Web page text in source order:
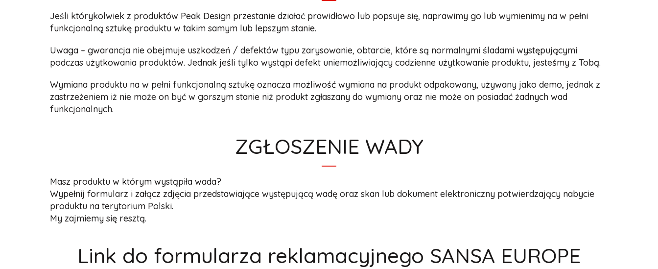
Jeśli którykolwiek z produktów Peak Design przestanie działać prawidłowo lub popsuje się, naprawimy go lub wymienimy na w pełni
funkcjonalną sztukę produktu w takim samym lub lepszym stanie.
Uwaga – gwarancja nie obejmuje uszkodzeń / defektów typu zarysowanie, obtarcie, które są normalnymi śladami występującymi
podczas użytkowania produktów. Jednak jeśli tylko wystąpi defekt uniemożliwiający codzienne użytkowanie produktu, jesteśmy z Tobą.
Wymiana produktu na w pełni funkcjonalną sztukę oznacza możliwość wymiana na produkt odpakowany, używany jako demo, jednak z
zastrzeżeniem iż nie może on być w gorszym stanie niż produkt zgłaszany do wymiany oraz nie może on posiadać żadnych wad
funkcjonalnych.
ZGŁOSZENIE WADY
Masz produktu w którym wystąpiła wada?
Wypełnij formularz i załącz zdjęcia przedstawiające występującą wadę oraz skan lub dokument elektroniczny potwierdzający nabycie
produktu na terytorium Polski.
My zajmiemy się resztą.
Link do formularza reklamacyjnego SANSA EUROPE